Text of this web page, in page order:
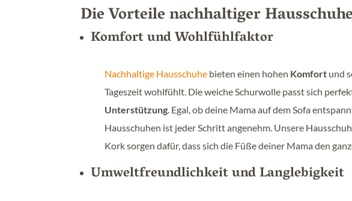
Die Vorteile nachhaltiger Hausschuhe
Komfort und Wohlfühlfaktor
Nachhaltige Hausschuhe bieten einen hohen Komfort und
Tageszeit wohlfühlt. Die weiche Schurwolle passt sich
Unterstützung. Egal, ob deine Mama auf dem Sofa
Hausschuhen ist jeder Schritt angenehm. Unsere
Kork sorgen dafür, dass sich die Füße deiner Mama den
Umweltfreundlichkeit und Langlebigkeit